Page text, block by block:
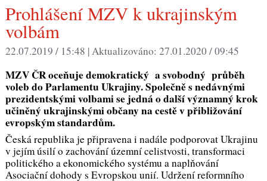
Prohlášení MZV k ukrajinským
volbám
22.07.2019 / 15:48 |Aktualizováno: 27.01.2020 / 09:45
MZV ČR oceňuje demokratický a svobodný průběh
voleb do Parlamentu Ukrajiny. Společně s nedávnými
prezidentskými volbami se jedná o další významný krok
učiněný ukrajinskými občany na cestě v přibližování
evropským standardům.
Česká republika je připravena i nadále podporovat Ukrajinu
v jejím úsilí o zachování územní celistvosti, transformaci
politického a ekonomického systému a naplňování
Asociační dohody s Evropskou unií. Udržení reformního